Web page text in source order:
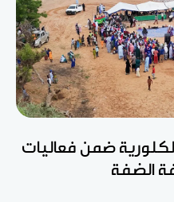
ضمن فعاليات
الضفة